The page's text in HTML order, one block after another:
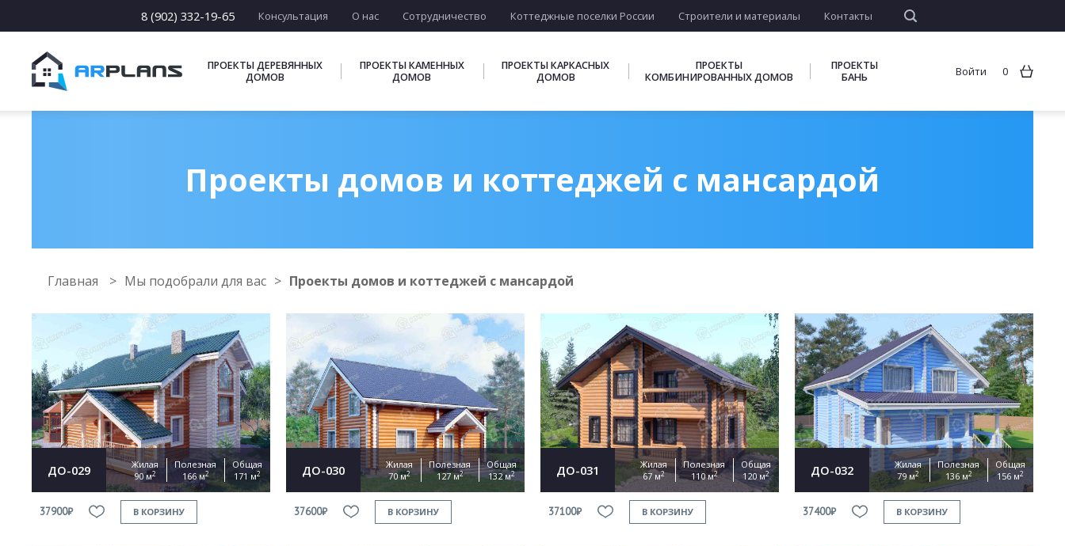
8 (902) 332-19-65 Консультация О нас Сотрудничество Коттеджные поселки России Строители и материалы Контакты
ПРОЕКТЫ ДЕРЕВЯННЫХ
ДОМОВ
ПРОЕКТЫ КАМЕННЫХ
ДОМОВ
ПРОЕКТЫ КАРКАСНЫХ
ДОМОВ
ПРОЕКТЫ
КОМБИНИРОВАННЫХ ДОМОВ
ПРОЕКТЫ
БАНЬ
Войти 0
Проекты домов и коттеджей с мансардой
Главная Мы подобрали для вас Проекты домов и коттеджей с мансардой
ДО-029
Жилая
90 м2
Полезная
166 м2
Общая
171 м2
37900₽ В КОРЗИНУ
ДО-030
Жилая
70 м2
Полезная
127 м2
Общая
132 м2
37600₽ В КОРЗИНУ
ДО-031
Жилая
67 м2
Полезная
110 м2
Общая
120 м2
37100₽ В КОРЗИНУ
ДО-032
Жилая
79 м2
Полезная
136 м2
Общая
156 м2
37400₽ В КОРЗИНУ